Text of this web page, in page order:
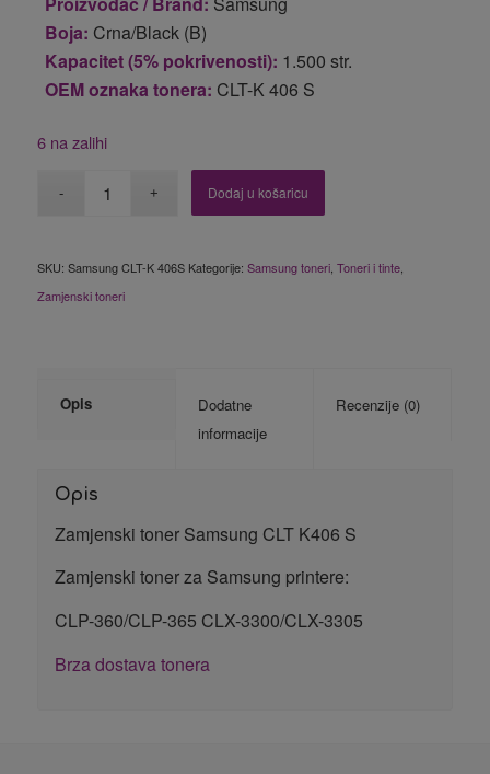
Boja: Crna/Black (B)
Kapacitet (5% pokrivenosti): 1.500 str.
OEM oznaka tonera: CLT-K 406 S
6 na zalihi
Dodaj u košaricu
SKU: Samsung CLT-K 406S Kategorije: Samsung toneri, Toneri i tinte,
Zamjenski toneri
Opis
Dodatne
informacije
Recenzije (0)
Opis
Zamjenski toner Samsung CLT K406 S
Zamjenski toner za Samsung printere:
CLP-360/CLP-365 CLX-3300/CLX-3305
Brza dostava tonera